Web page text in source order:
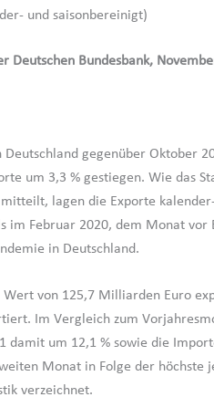
und saisonbereinigt)
Deutschen Bundesbank,
gegenüber Oktober
um 3,3 % gestiegen. Wie das
lagen die Exporte
im Februar 2020, dem Monat vor
in Deutschland.
Wert von 125,7 Milliarden Euro
Im Vergleich zum
damit um 12,1 % sowie die
Monat in Folge der höchste
verzeichnet.